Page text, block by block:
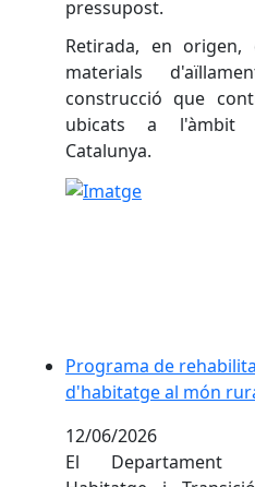
pressupost.
Retirada, en
materials
construcció que
ubicats a l'àmbit
Catalunya.
Programa de
Programa de
d'habitatge al món
12/06/2026
El Departament